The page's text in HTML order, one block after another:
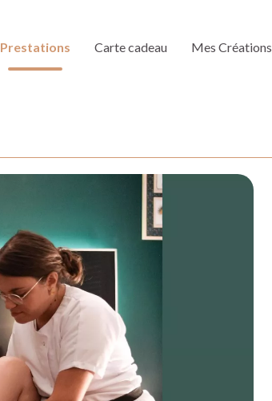
Prestations Carte cadeau Mes Créations